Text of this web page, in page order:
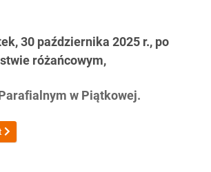
30 października 2025 r., po
różańcowym,
w Piątkowej.
Odszedł do Pana + WŁADYSŁAW SZURA
article: Odeszła do Pana +Zofia Dziepak